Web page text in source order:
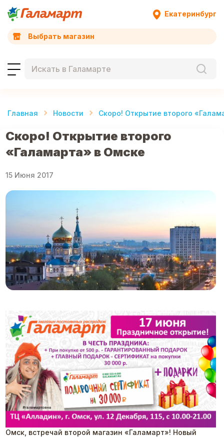
Екатеринбург
Выбрать магазин
Главная Новости Скоро! Открытие второго
Скоро! Открытие второго
«Галамарта» в Омске
15 Июня 2017
Омск, встречай второй магазин «Галамарт»! Новый